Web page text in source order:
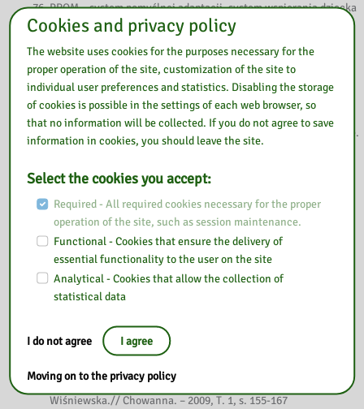
PROM – system pomyślnej adaptacji, system wspierania dziecka
ze specjalnymi potrzebami edukacyjnymi i jego nauczyciela /
Anna Florek.// Rewalidacja. – 2008, nr 2, s. 95-100
Przede wszystkim dobra wola / Paweł Kubicki ; rozm. przepr.
Anna Przybył.// Doradca Dyrektora Szkoły – 2013, nr 1 (29), s.
12-17
Przegląd literatury na temat wychowania i nauczania
integracyjnego / Anna Klimaszewska.// Nauczanie Początkowe.
– 2003/2004, nr 1, s.99-108
Przestrzeń w procesie integracyjnego kształcenia uczniów
niepełnosprawnych / Zenon Gajdzica.// Szkoła Specjalna. –
2007, nr 5, s. 333-341
Przygotowanie dziecka z wadą słuchu do nauki w szkole
masowej / Jadwiga Smoleńska.// Problemy Opiekuńczo-
Wychowawcze. – 2000, nr 6, s. 47-48
Przykłady „dobrej praktyki” : czyli co jeszcze można zmienić w
polskiej szkole / Laura Jurga.// Dyrektor Szkoły. – 2004, nr 7/8,
Razem w naszej szkole / Anna Pobożny.// Edukacja i Dialog. –
2005, nr 1, s. 20-22
dzieckiem zdrowym w warunkach szkoły integracyjnej / Ewa
Wiśniewska.// Chowanna. – 2009, T. 1, s. 155-167
Cookies and privacy policy
The website uses cookies for the purposes necessary for the
proper operation of the site, customization of the site to
individual user preferences and statistics. Disabling the storage
of cookies is possible in the settings of each web browser, so
that no information will be collected. If you do not agree to save
information in cookies, you should leave the site.
Select the cookies you accept:
Required - All required cookies necessary for the proper
operation of the site, such as session maintenance.
Functional - Cookies that ensure the delivery of
essential functionality to the user on the site
Analytical - Cookies that allow the collection of
statistical data
I do not agree I agree
Moving on to the privacy policy